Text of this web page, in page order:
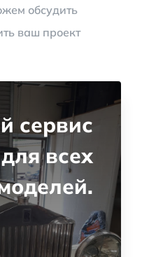
обсудить
ваш проект
сервис
всех